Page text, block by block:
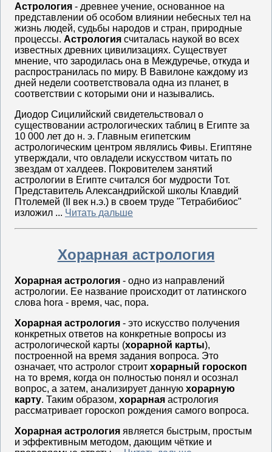
Астрология - древнее учение, основанное на
представлении об особом влиянии небесных тел на
жизнь людей, судьбы народов и стран, природные
процессы. Астрология считалась наукой во всех
известных древних цивилизациях. Существует
мнение, что зародилась она в Междуречье, откуда и
распространилась по миру. В Вавилоне каждому из
дней недели соответствовала одна из планет, в
соответствии с которыми они и назывались.
Диодор Сицилийский свидетельствовал о
существовании астрологических таблиц в Египте за
10 000 лет до н. э. Главным египетским
астрологическим центром являлись Фивы. Египтяне
утверждали, что овладели искусством читать по
звездам от халдеев. Покровителем занятий
астрологии в Египте считался бог мудрости Тот.
Представитель Александрийской школы Клавдий
Птолемей (II век н.э.) в своем труде "Тетрабибиос"
изложил ... Читать дальше
Хорарная астрология
Хорарная астрология - одно из направлений
астрологии. Ее название происходит от латинского
слова hora - время, час, пора.
Хорарная астрология - это искусство получения
конкретных ответов на конкретные вопросы из
астрологической карты (хорарной карты),
построенной на время задания вопроса. Это
означает, что астролог строит хорарный гороскоп
на то время, когда он полностью понял и осознал
вопрос, а затем, анализирует данную хорарную
карту. Таким образом, хорарная астрология
рассматривает гороскоп рождения самого вопроса.
Хорарная астрология является быстрым, простым
и эффективным методом, дающим чёткие и